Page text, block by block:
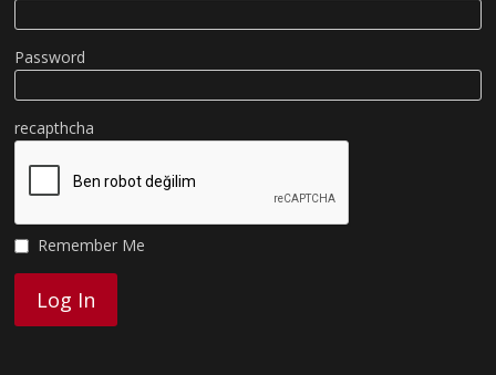
Password
recapthcha
Remember Me